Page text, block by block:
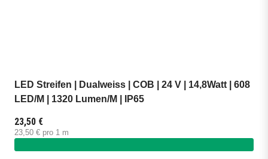
LED Streifen | Dualweiss | COB | 24 V | 14,8Watt | 608
LED/M | 1320 Lumen/M | IP65
23,50 €
23,50 € pro 1 m